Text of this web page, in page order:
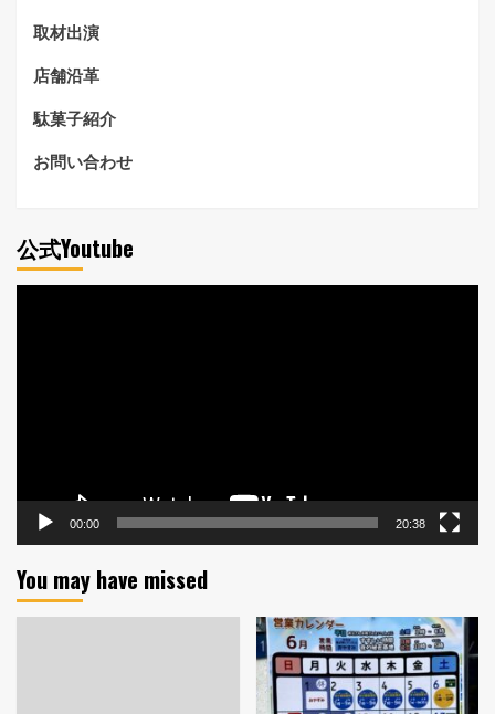
取材出演
店舗沿革
駄菓子紹介
お問い合わせ
公式Youtube
00:00 20:38
You may have missed